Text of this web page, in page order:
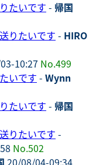
たいです - 帰国
りたいです - HIRO
10:27 No.499
いです - Wynn
たいです - 帰国
りたいです -
No.502
20/08/04-09:34